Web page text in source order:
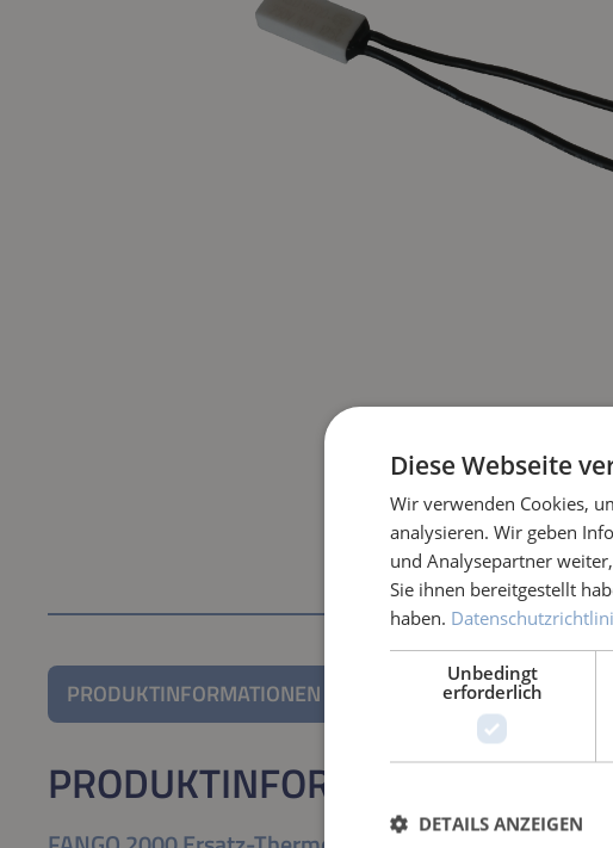
PRODUKTINFORMATIONEN
PRODUKTINFORMATIONEN
Diese Webseite
Wir verwenden Cookies,
analysieren. Wir geben
und Analysepartner
Sie ihnen bereitgestellt
haben.
Unbedingt
erforderlich
DETAILS ANZEIGEN